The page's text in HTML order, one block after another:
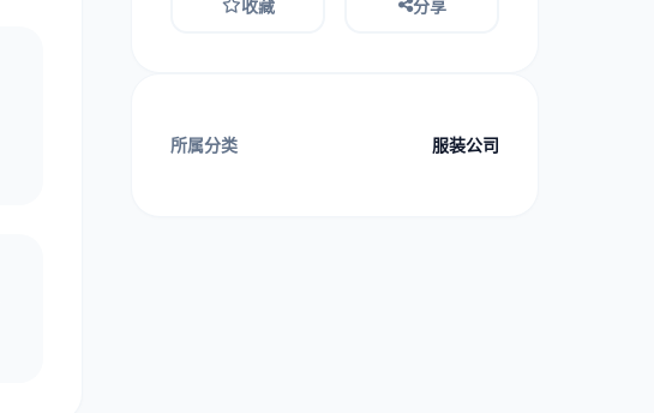
收藏 分享
所属分类 服装公司